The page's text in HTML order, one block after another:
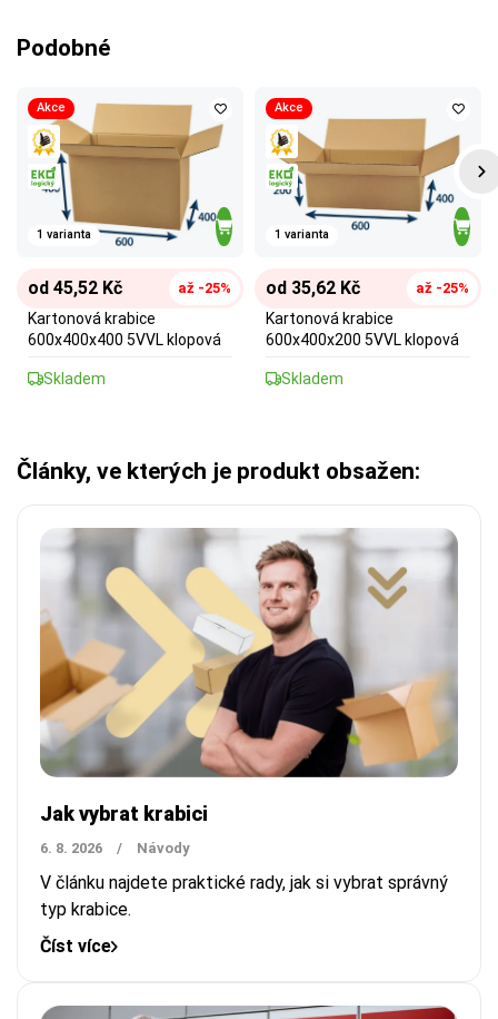
Podobné
Akce
1 varianta
od 45,52 Kč až -25%
Kartonová krabice
600x400x400 5VVL klopová
Skladem
Akce
1 varianta
od 35,62 Kč až -25%
Kartonová krabice
600x400x200 5VVL klopová
Skladem
Články, ve kterých je produkt obsažen:
Jak vybrat krabici
6. 8. 2026 / Návody
V článku najdete praktické rady, jak si vybrat správný
typ krabice.
Číst více